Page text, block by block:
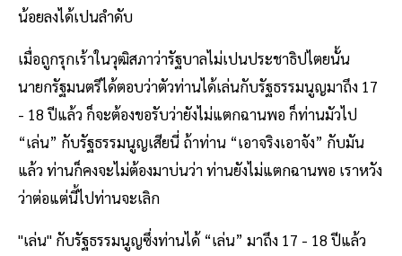
น้อยลงได้เปนลำดับ
เมื่อถูกรุกเร้าในวุฒิสภาว่ารัฐบาลไม่เปนประชาธิปไตยนั้น
นายกรัฐมนตรีได้ตอบว่าตัวท่านได้เล่นกับรัฐธรรมนูญมาถึง 17
- 18 ปีแล้ว ก็จะต้องขอรับว่ายังไม่แตกฉานพอ ก็ท่านมัวไป
“เล่น” กับรัฐธรรมนูญเสียนี่ ถ้าท่าน “เอาจริงเอาจัง” กับมัน
แล้ว ท่านก็คงจะไม่ต้องมาบ่นว่า ท่านยังไม่แตกฉานพอ เราหวัง
ว่าต่อแต่นี้ไปท่านจะเลิก
"เล่น" กับรัฐธรรมนูญซึ่งท่านได้ “เล่น” มาถึง 17 - 18 ปีแล้ว